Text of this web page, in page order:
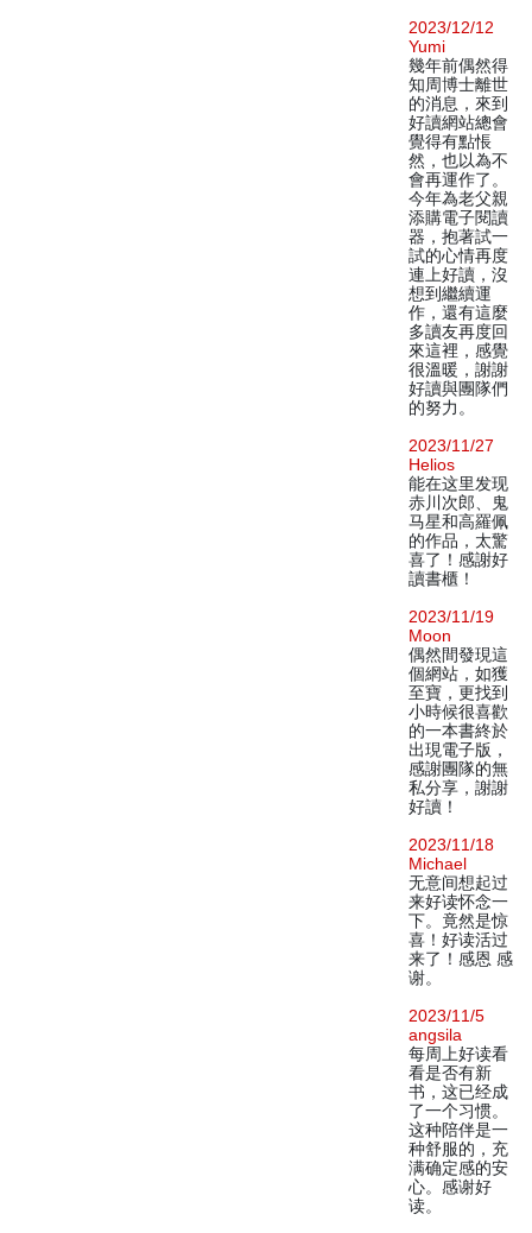
2023/12/12
Yumi
幾年前偶然得
知周博士離世
的消息，來到
好讀網站總會
覺得有點悵
然，也以為不
會再運作了。
今年為老父親
添購電子閱讀
器，抱著試一
試的心情再度
連上好讀，沒
想到繼續運
作，還有這麼
多讀友再度回
來這裡，感覺
很溫暖，謝謝
好讀與團隊們
的努力。
2023/11/27
Helios
能在这里发现
赤川次郎、鬼
马星和高羅佩
的作品，太驚
喜了！感謝好
讀書櫃！
2023/11/19
Moon
偶然間發現這
個網站，如獲
至寶，更找到
小時候很喜歡
的一本書終於
出現電子版，
感謝團隊的無
私分享，謝謝
好讀！
2023/11/18
Michael
无意间想起过
来好读怀念一
下。竟然是惊
喜！好读活过
来了！感恩 感
谢。
2023/11/5
angsila
每周上好读看
看是否有新
书，这已经成
了一个习惯。
这种陪伴是一
种舒服的，充
满确定感的安
心。感谢好
读。